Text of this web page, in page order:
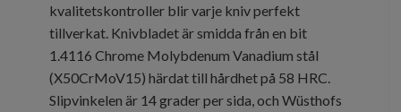
kvalitetskontroller blir varje kniv perfekt
tillverkat. Knivbladet är smidda från en bit
1.4116 Chrome Molybdenum Vanadium stål
(X50CrMoV15) härdat till hårdhet på 58 HRC.
Slipvinkelen är 14 grader per sida, och Wüsthofs